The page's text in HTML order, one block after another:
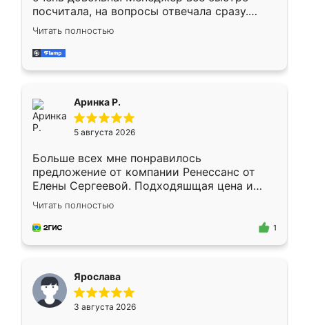
посчитала, на вопросы отвечала сразу.
Замерщик приехал в субботу, подошёл к
делу со всей ответственностью. Собрали
за день, ребята работали аккуратно, даже
Читать полностью
Аринка Р.
5 августа 2026
Больше всех мне понравилось
предложение от компании Ренессанс от
Елены Сергеевой. Подходяшщая цена и
короткие сроки изготовления. Приехавший
для замера сотрудник Владислав
предложил по моему эскизу самый
Читать полностью
1
Ярослава
3 августа 2026